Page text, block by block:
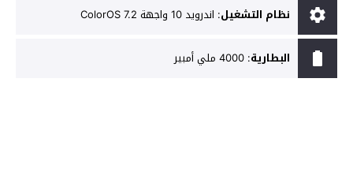
نظام التشغيل: اندرويد 10 واجهة ColorOS 7.2
البطارية: 4000 ملي أمبير